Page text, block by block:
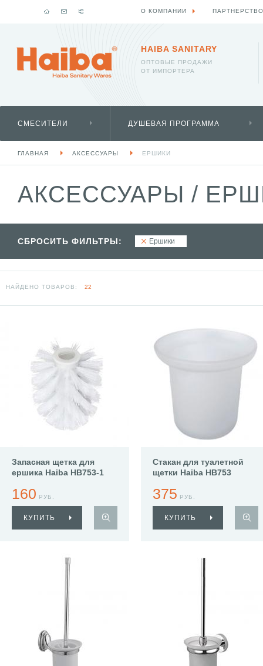
HAIBA SANITARY
ОПТОВЫЕ ПРОДАЖИ
ОТ ИМПОРТЕРА
СМЕСИТЕЛИ ДУШЕВАЯ ПРОГРАММА
ГЛАВНАЯ АКСЕССУАРЫ ЕРШИКИ
АКСЕССУАРЫ /
СБРОСИТЬ ФИЛЬТРЫ: Ершики
НАЙДЕНО ТОВАРОВ: 22
Запасная щетка для
ершика Haiba HB753-1
160 РУБ.
КУПИТЬ
Стакан для туалетной
щетки Haiba HB753
375 РУБ.
КУПИТЬ
О КОМПАНИИ ПАРТНЕРСТВО